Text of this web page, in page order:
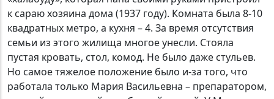
к сараю хозяина дома (1937 году). Комната была 8-10
квадратных метро, а кухня – 4. За время отсутствия
семьи из этого жилища многое унесли. Стояла
пустая кровать, стол, комод. Не было даже стульев.
Но самое тяжелое положение было и-за того, что
работала только Мария Васильевна – препаратором,